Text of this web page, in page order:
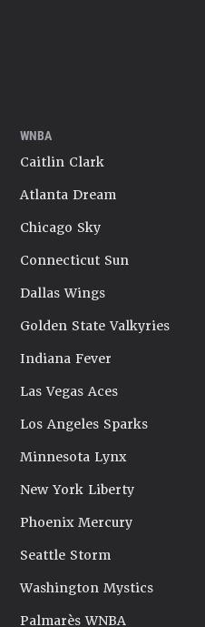
WNBA
Caitlin Clark
Atlanta Dream
Chicago Sky
Connecticut Sun
Dallas Wings
Golden State Valkyries
Indiana Fever
Las Vegas Aces
Los Angeles Sparks
Minnesota Lynx
New York Liberty
Phoenix Mercury
Seattle Storm
Washington Mystics
Palmarès WNBA